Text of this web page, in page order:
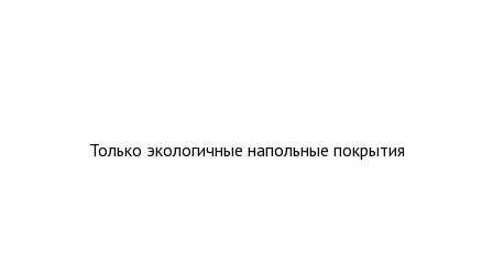
Только экологичные напольные покрытия